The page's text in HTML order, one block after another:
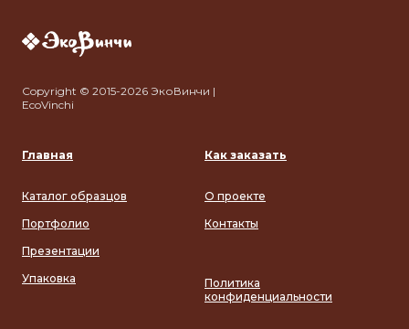
Copyright © 2015-2026 ЭкоВинчи |
EcoVinchi
Главная
Каталог образцов
Портфолио
Презентации
Упаковка
Как заказать
О проекте
Контакты
Политика
конфиденциальности